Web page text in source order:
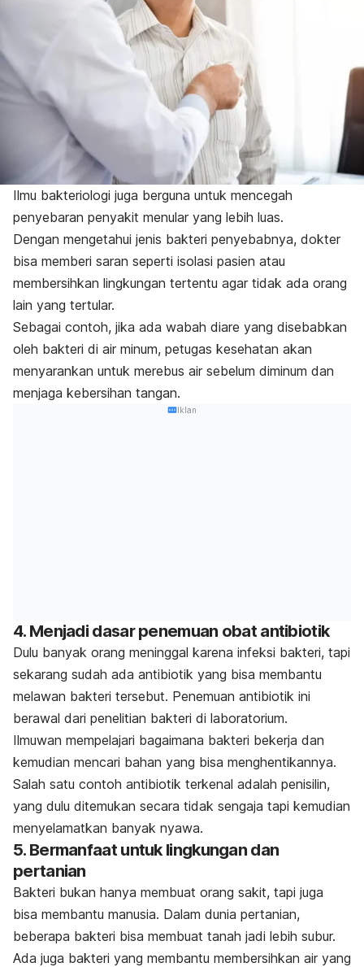
Ilmu bakteriologi juga berguna untuk mencegah
penyebaran penyakit menular yang lebih luas.
Dengan mengetahui jenis bakteri penyebabnya, dokter
bisa memberi saran seperti isolasi pasien atau
membersihkan lingkungan tertentu agar tidak ada orang
lain yang tertular.
Sebagai contoh, jika ada wabah diare yang disebabkan
oleh bakteri di air minum, petugas kesehatan akan
menyarankan untuk merebus air sebelum diminum dan
menjaga kebersihan tangan.
Iklan
4. Menjadi dasar penemuan obat antibiotik
Dulu banyak orang meninggal karena infeksi bakteri, tapi
sekarang sudah ada antibiotik yang bisa membantu
melawan bakteri tersebut. Penemuan antibiotik ini
berawal dari penelitian bakteri di laboratorium.
Ilmuwan mempelajari bagaimana bakteri bekerja dan
kemudian mencari bahan yang bisa menghentikannya.
Salah satu contoh antibiotik terkenal adalah penisilin,
yang dulu ditemukan secara tidak sengaja tapi kemudian
menyelamatkan banyak nyawa.
5. Bermanfaat untuk lingkungan dan
pertanian
Bakteri bukan hanya membuat orang sakit, tapi juga
bisa membantu manusia. Dalam dunia pertanian,
beberapa bakteri bisa membuat tanah jadi lebih subur.
Ada juga bakteri yang membantu membersihkan air yang